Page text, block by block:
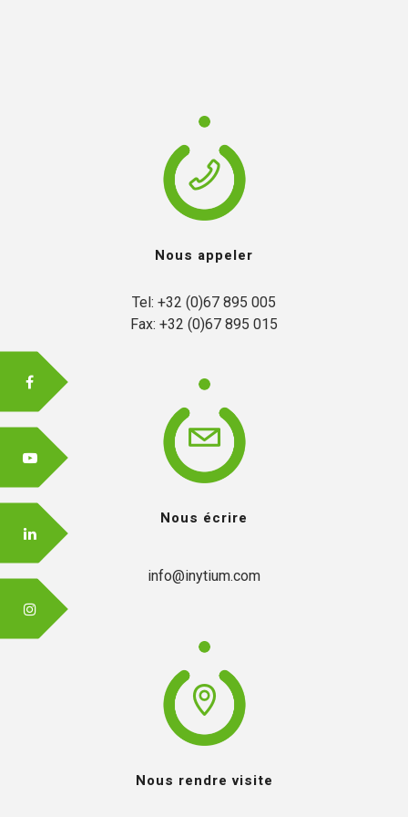
Nous appeler
Tel: +32 (0)67 895 005
Fax: +32 (0)67 895 015
Nous écrire
info@inytium.com
Nous rendre visite